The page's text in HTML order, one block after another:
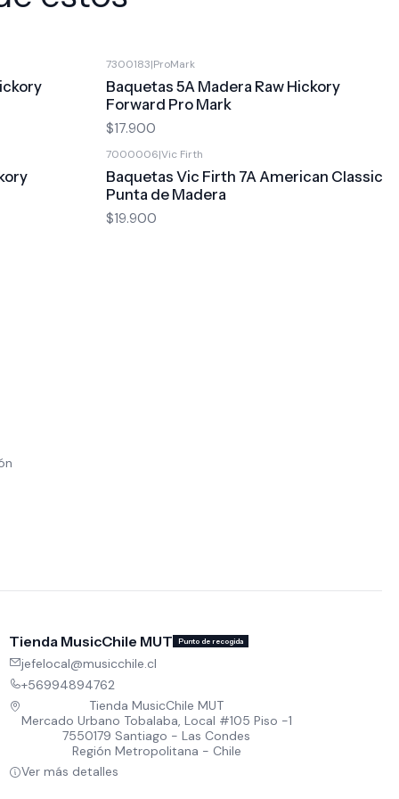
7300183|ProMark
Baquetas 5A Madera Raw Hickory
Forward Pro Mark
$17.900
7000006|Vic Firth
Baquetas Vic Firth 7A American Classic
Punta de Madera
$19.900
Tienda MusicChile MUT Punto de recogida
jefelocal@musicchile.cl
+56994894762
Tienda MusicChile MUT
Mercado Urbano Tobalaba, Local #105 Piso -1
7550179 Santiago - Las Condes
Región Metropolitana - Chile
Ver más detalles